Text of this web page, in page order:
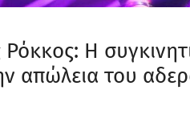
Ρόκκος: Η
απώλεια του